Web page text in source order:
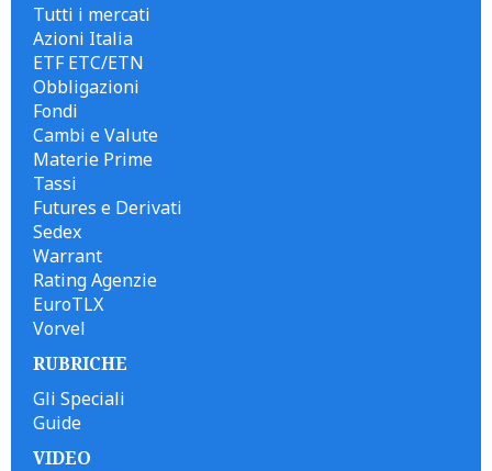
Tutti i mercati
Azioni Italia
ETF ETC/ETN
Obbligazioni
Fondi
Cambi e Valute
Materie Prime
Tassi
Futures e Derivati
Sedex
Warrant
Rating Agenzie
EuroTLX
Vorvel
RUBRICHE
Gli Speciali
Guide
VIDEO